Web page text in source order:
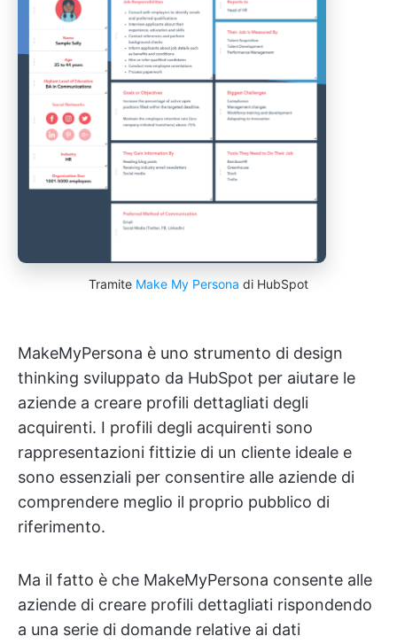
Tramite Make My Persona di HubSpot
MakeMyPersona è uno strumento di design
thinking sviluppato da HubSpot per aiutare le
aziende a creare profili dettagliati degli
acquirenti. I profili degli acquirenti sono
rappresentazioni fittizie di un cliente ideale e
sono essenziali per consentire alle aziende di
comprendere meglio il proprio pubblico di
riferimento.
Ma il fatto è che MakeMyPersona consente alle
aziende di creare profili dettagliati rispondendo
a una serie di domande relative ai dati